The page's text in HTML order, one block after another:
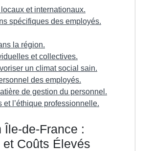
et internationaux.
spécifiques des employés.
la région.
et collectives.
un climat social sain.
des employés.
de gestion du personnel.
et l’éthique professionnelle.
de-France :
Coûts Élevés